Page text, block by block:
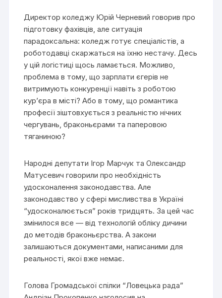
Директор коледжу Юрій Черневий говорив про
підготовку фахівців, але ситуація
парадоксальна: коледж готує спеціалістів, а
роботодавці скаржаться на їхню нестачу. Десь
у цій логістиці щось ламається. Можливо,
проблема в тому, що зарплати єгерів не
витримують конкуренції навіть з роботою
кур’єра в місті? Або в тому, що романтика
професії зіштовхується з реальністю нічних
чергувань, браконьєрами та паперовою
тяганиною?
Народні депутати Ігор Марчук та Олександр
Матусевич говорили про необхідність
удосконалення законодавства. Але
законодавство у сфері мисливства в Україні
“удосконалюється” років тридцять. За цей час
змінилося все — від технологій обліку дичини
до методів браконьєрства. А закони
залишаються документами, написаними для
реальності, якої вже немає.
Голова Громадської спілки “Ловецька рада”